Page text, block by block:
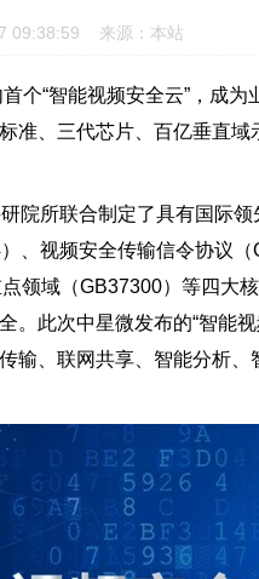
09:38:59 来源：本站
“智能视频安全云”，成为
准、三代芯片、百亿垂直域
所联合制定了具有国际领
、视频安全传输信令协议
领域（GB37300）等四大
此次中星微发布的“智能
输、联网共享、智能分析